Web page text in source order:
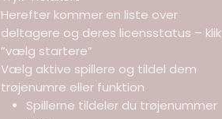
Herefter kommer en liste over
deltagere og deres licensstatus – klik
”vælg startere”
Vælg aktive spillere og tildel dem
trøjenumre eller funktion
Spillerne tildeler du trøjenummer